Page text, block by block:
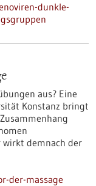
dunkle-
aus? Eine
Konstanz bringt
wirkt demnach der
der-massage